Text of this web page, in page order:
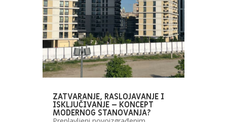
ZATVARANJE, RASLOJAVANJE I
ISKLJUČIVANJE – KONCEPT
MODERNOG STANOVANJA?